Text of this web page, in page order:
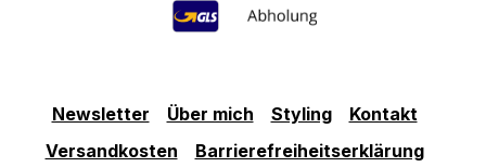
Newsletter Über mich Styling
Kontakt
Versandkosten
Barrierefreiheitserklärung